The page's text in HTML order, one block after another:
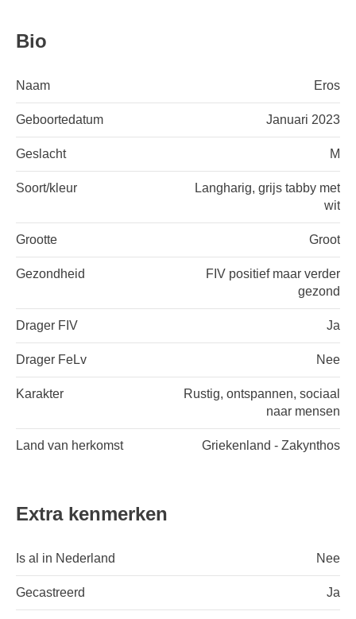
Bio
Naam Eros
Geboortedatum Januari 2023
Geslacht M
Soort/kleur
Langharig, grijs tabby met
wit
Grootte Groot
Gezondheid
FIV positief maar verder
gezond
Drager FIV Ja
Drager FeLv Nee
Karakter
Rustig, ontspannen, sociaal
naar mensen
Land van herkomst Griekenland - Zakynthos
Extra kenmerken
Is al in Nederland Nee
Gecastreerd Ja